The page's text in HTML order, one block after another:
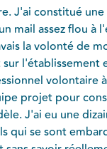
J'ai constitué
mail assez flou à
la volonté de
l'établissement
volontaire
projet pour
J'ai eu une
qui se sont